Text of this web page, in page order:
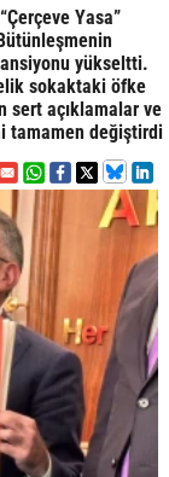
Yasa”
yükseltti.
sokaktaki öfke
sert açıklamalar ve
tamamen değiştirdi